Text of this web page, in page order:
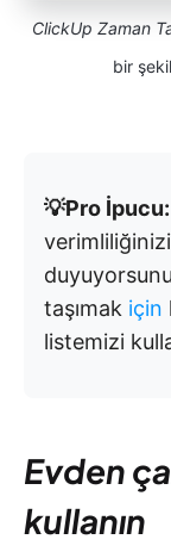
ClickUp Zaman
bir
💡Pro İpucu:
taşımak için
listemizi
Evden
kullanın